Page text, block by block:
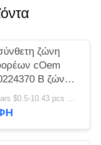
ζώνη
cOem
Β ζώνη
US Dollars $0.5-10.43 pcs MOQ:50 κομμάτια